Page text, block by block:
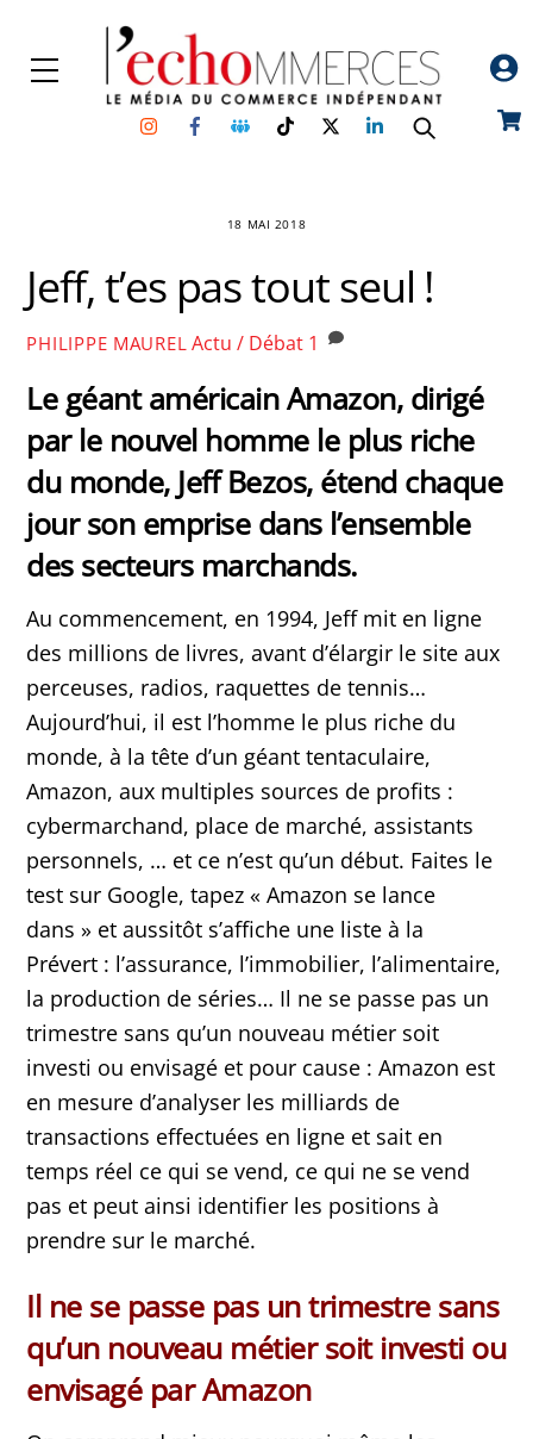
content
Menu
InstagramFacebookGroupe
Facebook
TikTokTwitterLinkedin
18 MAI 2018
Jeff, t’es pas tout seul !
PHILIPPE MAUREL Actu / Débat 1
Le géant américain Amazon, dirigé
par le nouvel homme le plus riche
du monde, Jeff Bezos, étend chaque
jour son emprise dans l’ensemble
des secteurs marchands.
Au commencement, en 1994, Jeff mit en ligne
des millions de livres, avant d’élargir le site aux
perceuses, radios, raquettes de tennis…
Aujourd’hui, il est l’homme le plus riche du
monde, à la tête d’un géant tentaculaire,
Amazon, aux multiples sources de profits :
cybermarchand, place de marché, assistants
personnels, … et ce n’est qu’un début. Faites le
test sur Google, tapez « Amazon se lance
dans » et aussitôt s’affiche une liste à la
Prévert : l’assurance, l’immobilier, l’alimentaire,
la production de séries… Il ne se passe pas un
trimestre sans qu’un nouveau métier soit
investi ou envisagé et pour cause : Amazon est
en mesure d’analyser les milliards de
transactions effectuées en ligne et sait en
temps réel ce qui se vend, ce qui ne se vend
pas et peut ainsi identifier les positions à
prendre sur le marché.
Il ne se passe pas un trimestre sans
qu’un nouveau métier soit investi ou
envisagé par Amazon